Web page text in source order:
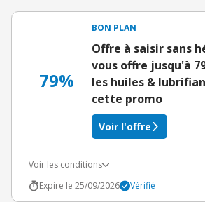
79%
BON PLAN
Offre à saisir sans
vous offre jusqu'à
les huiles &
cette promo
Voir l'offre
Voir les conditions
Expire le 25/09/2026
Vérifié